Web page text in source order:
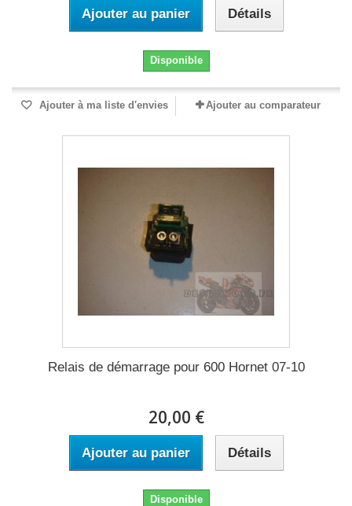
Ajouter au panier Détails
Disponible
Ajouter à ma liste d'envies Ajouter au comparateur
Relais de démarrage pour 600 Hornet 07-10
20,00 €
Ajouter au panier Détails
Disponible